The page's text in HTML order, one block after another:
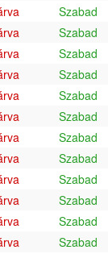
Szabad
Szabad
Szabad
Szabad
Szabad
Szabad
Szabad
Szabad
Szabad
Szabad
Szabad
Szabad